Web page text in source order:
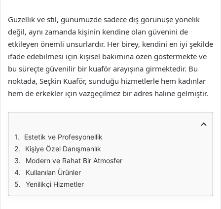
Güzellik ve stil, günümüzde sadece dış görünüşe yönelik
değil, aynı zamanda kişinin kendine olan güvenini de
etkileyen önemli unsurlardır. Her birey, kendini en iyi şekilde
ifade edebilmesi için kişisel bakımına özen göstermekte ve
bu süreçte güvenilir bir kuaför arayışına girmektedir. Bu
noktada, Seçkin Kuaför, sunduğu hizmetlerle hem kadınlar
hem de erkekler için vazgeçilmez bir adres haline gelmiştir.
Estetik ve Profesyonellik
Kişiye Özel Danışmanlık
Modern ve Rahat Bir Atmosfer
Kullanılan Ürünler
Yenilikçi Hizmetler